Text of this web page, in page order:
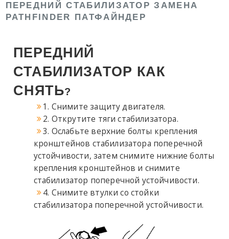
ПЕРЕДНИЙ СТАБИЛИЗАТОР ЗАМЕНА
PATHFINDER ПАТФАЙНДЕР
ПЕРЕДНИЙ
СТАБИЛИЗАТОР КАК
СНЯТЬ?
1. Снимите защиту двигателя.
2. Открутите тяги стабилизатора.
3. Ослабьте верхние болты крепления
кронштейнов стабилизатора поперечной
устойчивости, затем снимите нижние болты
крепления кронштейнов и снимите
стабилизатор поперечной устойчивости.
4. Снимите втулки со стойки
стабилизатора поперечной устойчивости.